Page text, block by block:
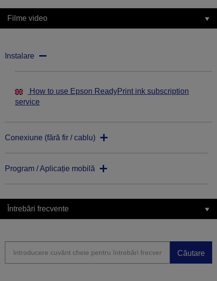
Filme video
Instalare
How to use Epson ReadyPrint ink subscription
service
Conexiune (fără fir / cablu)
Program / Aplicație mobilă
Întrebări frecvente
Căutare